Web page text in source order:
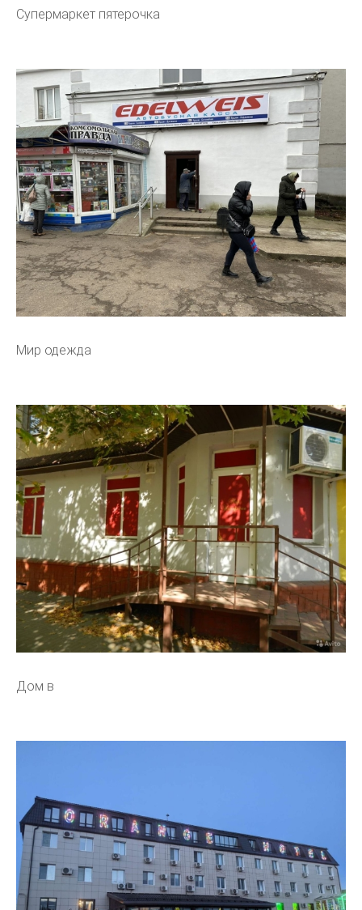
Супермаркет пятерочка
Мир одежда
Дом в